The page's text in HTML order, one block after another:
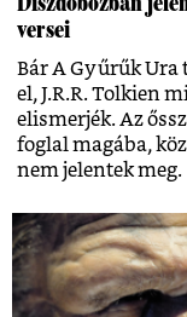
versei
Bár A Gyűrűk
el, J.R.R. Tolkien
elismerjék. Az
foglal magába,
nem jelentek meg​.